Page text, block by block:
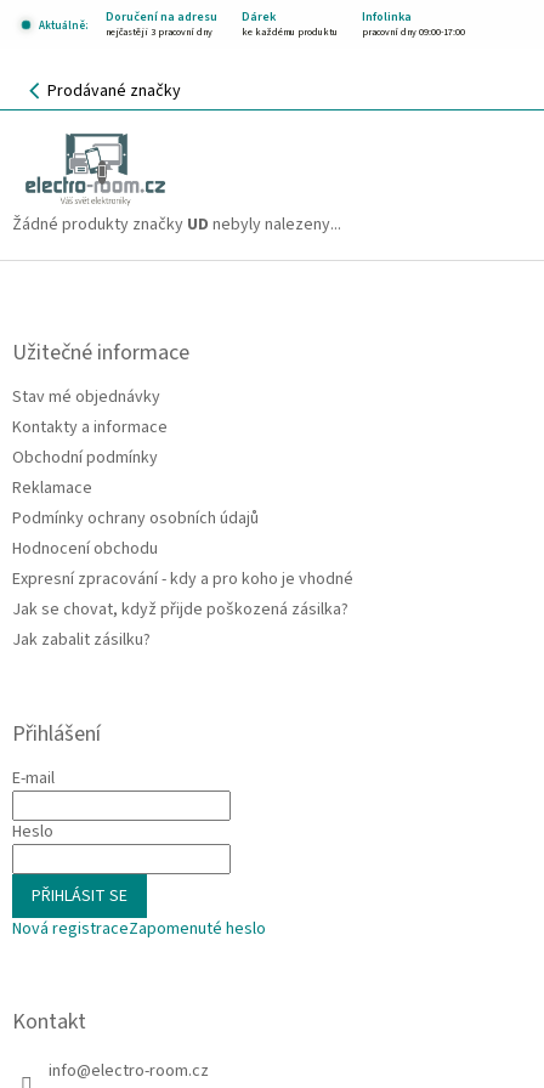
Aktuálně:
Doručení na adresu Dárek Infolinka
nejčastěji 3 pracovní dny ke každému produktu pracovní dny 09:00-17:00
NÁKUPNÍ
KOŠÍK
Prodávané značky
Žádné produkty značky UD nebyly nalezeny...
Z
Užitečné informace
Stav mé objednávky
Kontakty a informace
Obchodní podmínky
Reklamace
Podmínky ochrany osobních údajů
Hodnocení obchodu
Expresní zpracování - kdy a pro koho je vhodné
Jak se chovat, když přijde poškozená zásilka?
Jak zabalit zásilku?
Přihlášení
E-mail
Heslo
PŘIHLÁSIT SE
Nová registraceZapomenuté heslo
Kontakt
info@electro-room.cz